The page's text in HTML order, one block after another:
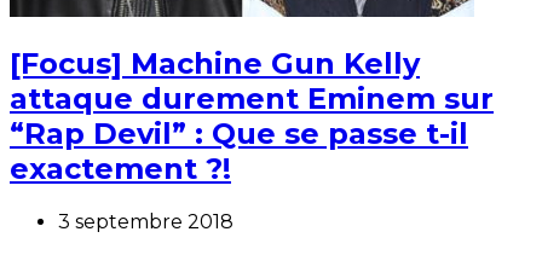
[Focus] Machine Gun Kelly
attaque durement Eminem sur
“Rap Devil” : Que se passe t-il
exactement ?!
3 septembre 2018